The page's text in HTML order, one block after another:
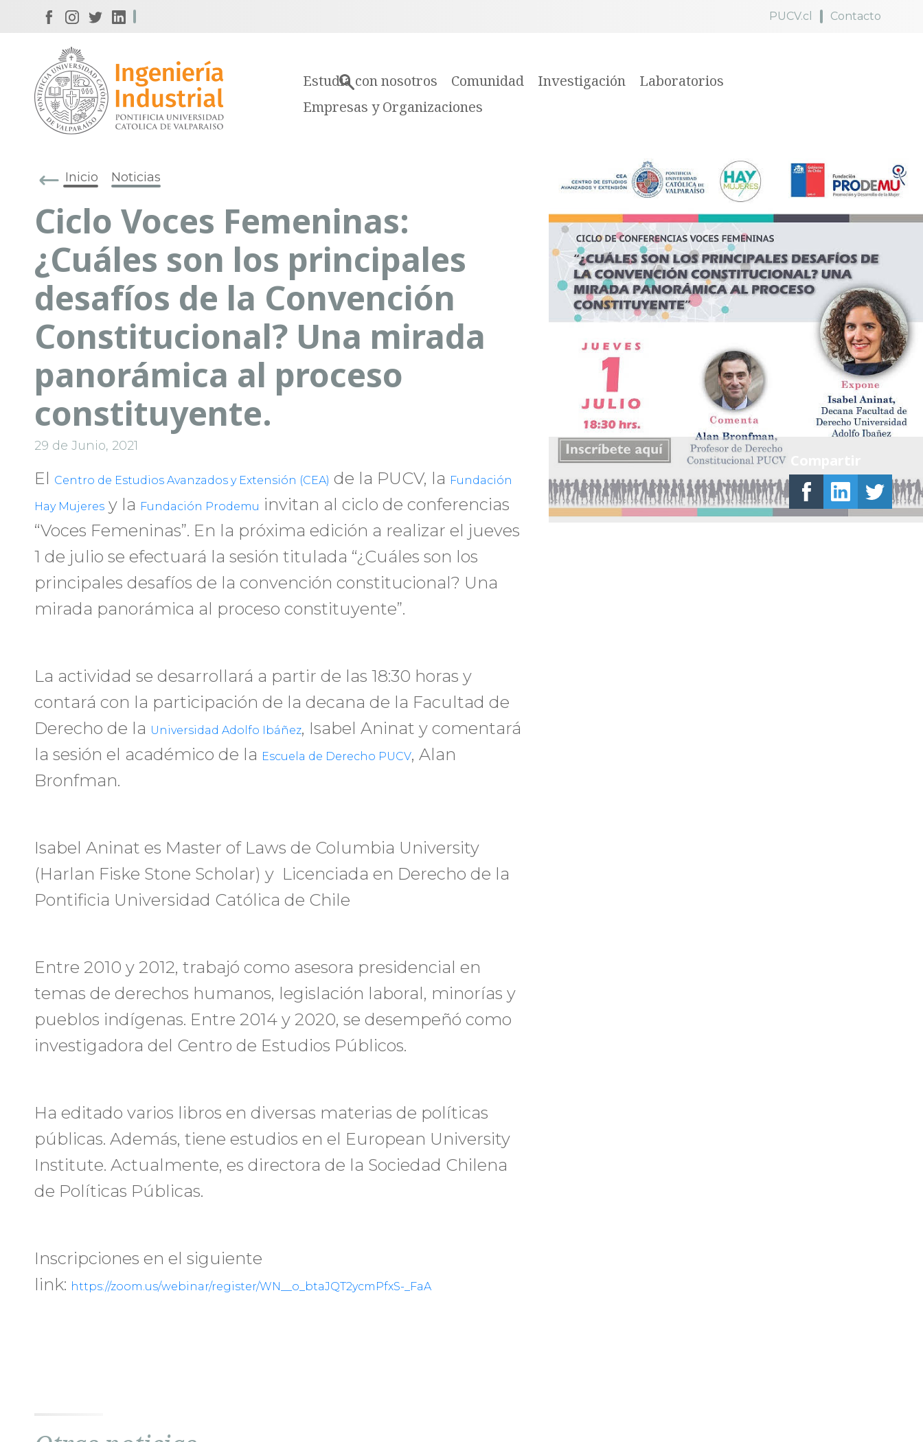
PUCV.cl Contacto
Estudia con nosotros Comunidad Investigación
Laboratorios
Empresas y Organizaciones
Inicio Noticias
Ciclo Voces Femeninas:
¿Cuáles son los principales
desafíos de la Convención
Constitucional? Una mirada
panorámica al proceso
constituyente.
29 de Junio, 2021
El Centro de Estudios Avanzados y Extensión (CEA) de la PUCV, la Fundación
Hay Mujeres y la Fundación Prodemu invitan al ciclo de conferencias
“Voces Femeninas”. En la próxima edición a realizar el jueves
1 de julio se efectuará la sesión titulada “¿Cuáles son los
principales desafíos de la convención constitucional? Una
mirada panorámica al proceso constituyente”.
La actividad se desarrollará a partir de las 18:30 horas y
contará con la participación de la decana de la Facultad de
Derecho de la Universidad Adolfo Ibáñez, Isabel Aninat y comentará
la sesión el académico de la Escuela de Derecho PUCV, Alan
Bronfman.
Isabel Aninat es Master of Laws de Columbia University
(Harlan Fiske Stone Scholar) y Licenciada en Derecho de la
Pontificia Universidad Católica de Chile
Entre 2010 y 2012, trabajó como asesora presidencial en
temas de derechos humanos, legislación laboral, minorías y
pueblos indígenas. Entre 2014 y 2020, se desempeñó como
investigadora del Centro de Estudios Públicos.
Ha editado varios libros en diversas materias de políticas
públicas. Además, tiene estudios en el European University
Institute. Actualmente, es directora de la Sociedad Chilena
de Políticas Públicas.
Inscripciones en el siguiente
link: https://zoom.us/webinar/register/WN__o_btaJQT2ycmPfxS-_FaA